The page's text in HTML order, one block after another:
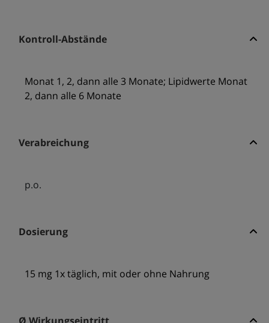
Kontroll-Abstände
Monat 1, 2, dann alle 3 Monate; Lipidwerte Monat
2, dann alle 6 Monate
Verabreichung
p.o.
Dosierung
15 mg 1x täglich, mit oder ohne Nahrung